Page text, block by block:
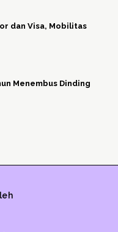
dan Visa, Mobilitas
Menembus Dinding